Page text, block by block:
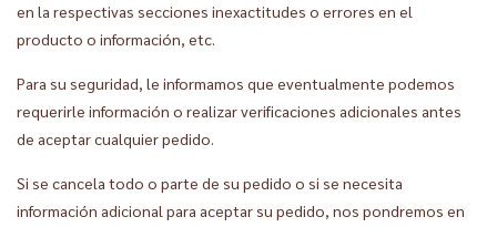
en la respectivas secciones inexactitudes o errores en el
producto o información, etc.
Para su seguridad, le informamos que eventualmente podemos
requerirle información o realizar verificaciones adicionales antes
de aceptar cualquier pedido.
Si se cancela todo o parte de su pedido o si se necesita
información adicional para aceptar su pedido, nos pondremos en